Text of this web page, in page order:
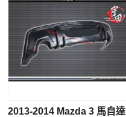
2013-2014 Mazda 3 馬自達